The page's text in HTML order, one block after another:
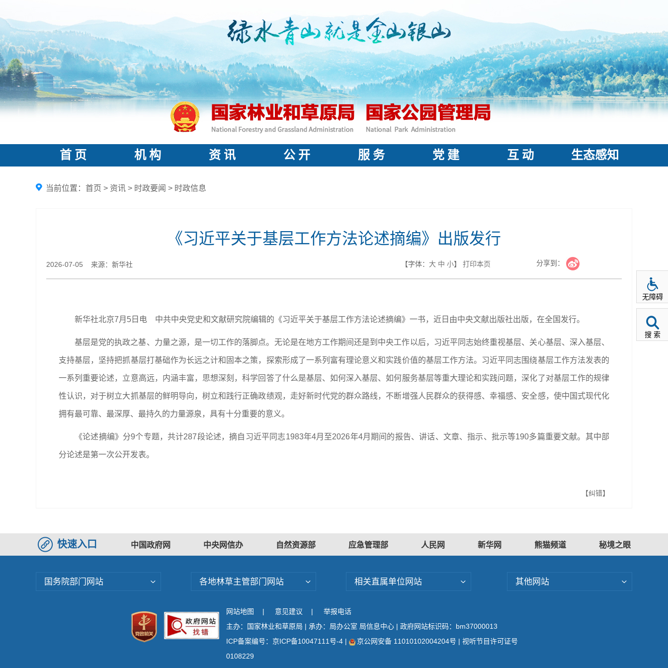
首 页 机 构 资 讯 公 开 服 务 党 建 互 动 生态感知
当前位置： 首页 > 资讯 > 时政要闻 > 时政信息
《习近平关于基层工作方法论述摘编》出版发行
2026-07-05 来源：新华社 【字体： 大 中 小】 打印本页 分享到：
新华社北京7月5日电 中共中央党史和文献研究院编辑的《习近平关于基层工作方法论述摘编》一书，近日由中央文献出版社出版，在全国发行。
基层是党的执政之基、力量之源，是一切工作的落脚点。无论是在地方工作期间还是到中央工作以后，习近平同志始终重视基层、关心基层、深入基层、
支持基层，坚持把抓基层打基础作为长远之计和固本之策，探索形成了一系列富有理论意义和实践价值的基层工作方法。习近平同志围绕基层工作方法发表的
一系列重要论述，立意高远，内涵丰富，思想深刻，科学回答了什么是基层、如何深入基层、如何服务基层等重大理论和实践问题，深化了对基层工作的规律
性认识，对于树立大抓基层的鲜明导向，树立和践行正确政绩观，走好新时代党的群众路线，不断增强人民群众的获得感、幸福感、安全感，使中国式现代化
拥有最可靠、最深厚、最持久的力量源泉，具有十分重要的意义。
《论述摘编》分9个专题，共计287段论述，摘自习近平同志1983年4月至2026年4月期间的报告、讲话、文章、指示、批示等190多篇重要文献。其中部
分论述是第一次公开发表。
【纠错】
快速入口 中国政府网 中央网信办 自然资源部 应急管理部 人民网 新华网 熊猫频道 秘境之眼
国务院部门网站 各地林草主管部门网站 相关直属单位网站 其他网站
网站地图 | 意见建议 |
举报电话
主办：国家林业和草原局 | 承办：局办公室 局信息中心 | 政府网站标识码：bm37000013
ICP备案编号：京ICP备10047111号-4 | 京公网安备 11010102004204号 | 视听节目许可证号
0108229
无障碍
搜 索